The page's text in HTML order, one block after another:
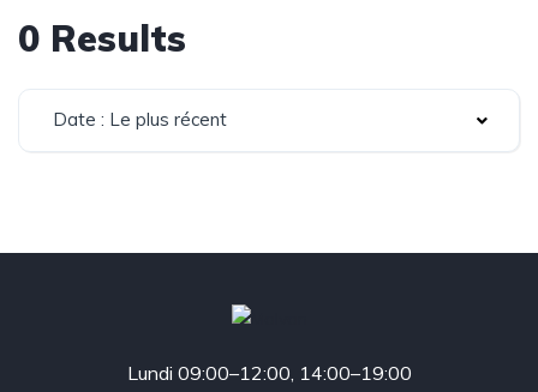
0 Results
Date : Le plus récent
Lundi 09:00–12:00, 14:00–19:00